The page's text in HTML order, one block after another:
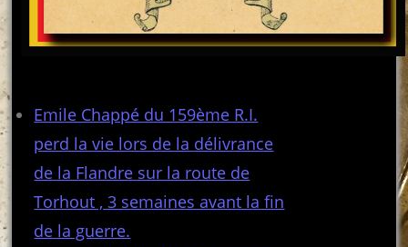
Emile Chappé du 159ème R.I.
perd la vie lors de la délivrance
de la Flandre sur la route de
Torhout , 3 semaines avant la fin
de la guerre.